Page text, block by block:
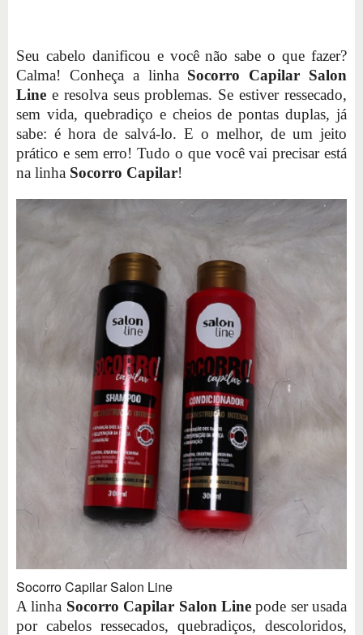
Seu cabelo danificou e você não sabe o que fazer?
Calma! Conheça a linha Socorro Capilar Salon
Line e resolva seus problemas. Se estiver ressecado,
sem vida, quebradiço e cheios de pontas duplas, já
sabe: é hora de salvá-lo. E o melhor, de um jeito
prático e sem erro! Tudo o que você vai precisar está
na linha Socorro Capilar!
Socorro Capilar Salon Line
A linha Socorro Capilar Salon Linepode ser usada
por cabelos ressecados, quebradiços, descoloridos,